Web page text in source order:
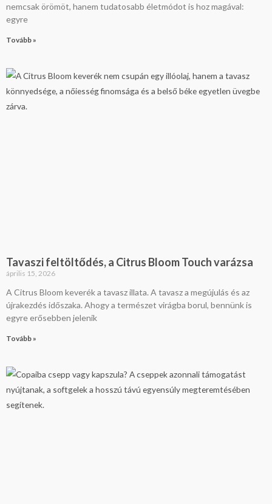
nemcsak örömöt, hanem tudatosabb életmódot is hoz magával:
egyre
Tovább »
Tavaszi feltöltődés, a Citrus Bloom Touch varázsa
április 15, 2026
A Citrus Bloom keverék a tavasz illata. A tavasz a megújulás és az
újrakezdés időszaka. Ahogy a természet virágba borul, bennünk is
egyre erősebben jelenik
Tovább »